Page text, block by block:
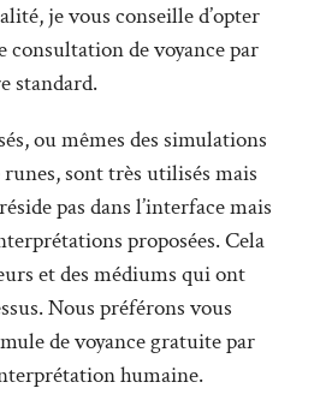
je vous conseille d’opter
de voyance par
standard.
ou mêmes des simulations
sont très utilisés mais
pas dans l’interface mais
proposées. Cela
et des médiums qui ont
Nous préférons vous
de voyance gratuite par
humaine.